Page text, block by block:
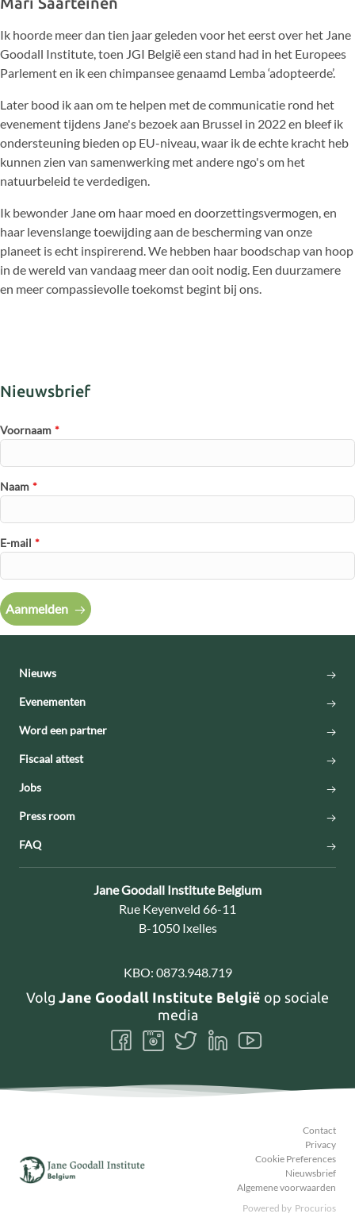
Ik hoorde meer dan tien jaar geleden voor het eerst over het Jane
Goodall Institute, toen JGI België een stand had in het Europees
Parlement en ik een chimpansee genaamd Lemba ‘adopteerde’.
Later bood ik aan om te helpen met de communicatie rond het
evenement tijdens Jane's bezoek aan Brussel in 2022 en bleef ik
ondersteuning bieden op EU-niveau, waar ik de echte kracht heb
kunnen zien van samenwerking met andere ngo's om het
natuurbeleid te verdedigen.
Ik bewonder Jane om haar moed en doorzettingsvermogen, en
haar levenslange toewijding aan de bescherming van onze
planeet is echt inspirerend. We hebben haar boodschap van hoop
in de wereld van vandaag meer dan ooit nodig. Een duurzamere
en meer compassievolle toekomst begint bij ons.
Nieuwsbrief
Voornaam *
Naam *
E-mail *
Aanmelden
Nieuws
Evenementen
Word een partner
Fiscaal attest
Jobs
Press room
FAQ
Contact:
Jane Goodall Institute Belgium
Adres:
Rue Keyenveld 66-11
B-1050 Ixelles
KBO: 0873.948.719
Volg Jane Goodall Institute België op sociale
media
Volg
ons
Volg
ons
Volg
ons
Volg
ons
Volg
ons
Contact
Privacy
Cookie Preferences
Nieuwsbrief
Algemene voorwaarden
Powered by Procurios